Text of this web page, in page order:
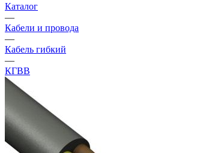
Каталог
—
Кабели и провода
—
Кабель гибкий
—
КГВВ